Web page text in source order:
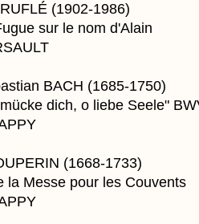
(1902-1986)
sur le nom d'Alain
BACH (1685-1750)
dich, o liebe Seele"
(1668-1733)
la Messe pour les Couvents